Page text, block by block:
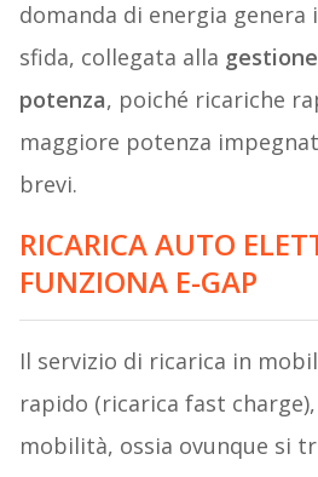
domanda di energia genera
sfida, collegata alla
potenza, poiché ricariche
maggiore potenza
brevi.
RICARICA AUTO
FUNZIONA E-GAP
Il servizio di ricarica in
rapido (ricarica fast
mobilità, ossia ovunque si